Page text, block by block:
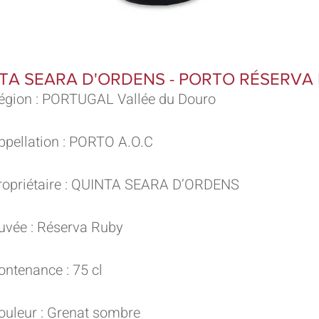
SEARA D'ORDENS - PORTO RÉSERVA
: PORTUGAL Vallée du Douro
: PORTO A.O.C
: QUINTA SEARA D’ORDENS
: Réserva Ruby
: 75 cl
: Grenat sombre